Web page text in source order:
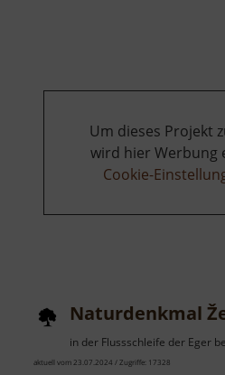
Um dieses Projekt
wird hier Werbung
Cookie-
Naturdenkmal
in der Flussschleife der Eger bei
aktuell vom 23.07.2024 / Zugriffe: 17328